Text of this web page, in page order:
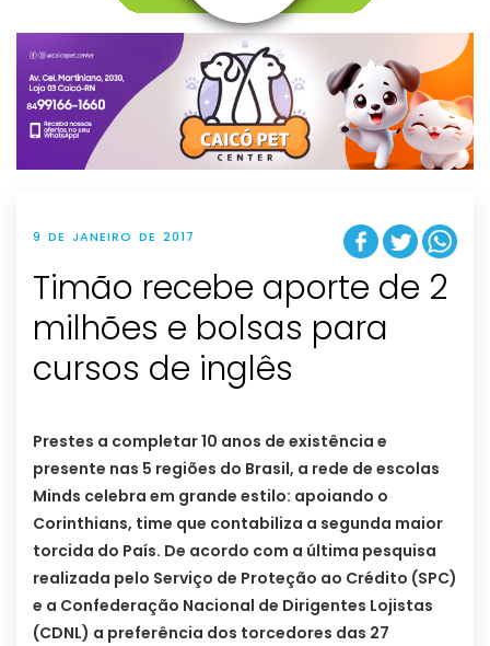
v
g
t
i
o
n
9 DE JANEIRO DE 2017
Timão recebe aporte de 2
milhões e bolsas para
cursos de inglês
Prestes a completar 10 anos de existência e
presente nas 5 regiões do Brasil, a rede de escolas
Minds celebra em grande estilo: apoiando o
Corinthians, time que contabiliza a segunda maior
torcida do País. De acordo com a última pesquisa
realizada pelo Serviço de Proteção ao Crédito (SPC)
e a Confederação Nacional de Dirigentes Lojistas
(CDNL) a preferência dos torcedores das 27